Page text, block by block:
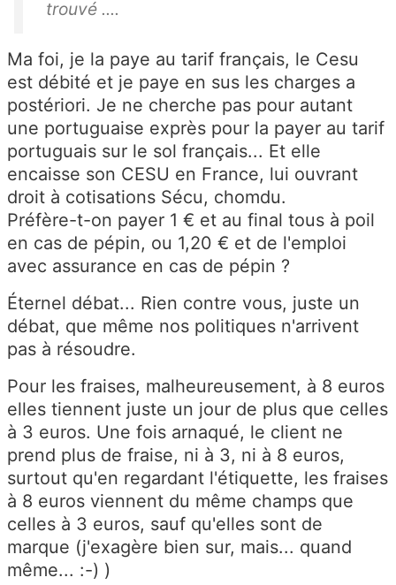
trouvé ....
Ma foi, je la paye au tarif français, le Cesu
est débité et je paye en sus les charges a
postériori. Je ne cherche pas pour autant
une portuguaise exprès pour la payer au tarif
portuguais sur le sol français... Et elle
encaisse son CESU en France, lui ouvrant
droit à cotisations Sécu, chomdu.
Préfère-t-on payer 1 € et au final tous à poil
en cas de pépin, ou 1,20 € et de l'emploi
avec assurance en cas de pépin ?
Éternel débat... Rien contre vous, juste un
débat, que même nos politiques n'arrivent
pas à résoudre.
Pour les fraises, malheureusement, à 8 euros
elles tiennent juste un jour de plus que celles
à 3 euros. Une fois arnaqué, le client ne
prend plus de fraise, ni à 3, ni à 8 euros,
surtout qu'en regardant l'étiquette, les fraises
à 8 euros viennent du même champs que
celles à 3 euros, sauf qu'elles sont de
marque (j'exagère bien sur, mais... quand
même... :-) )